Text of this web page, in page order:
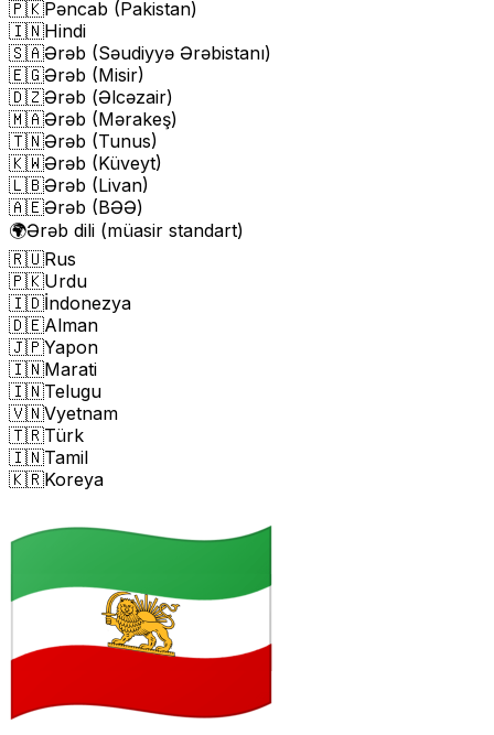
🇵🇰Pəncab (Pakistan)
🇮🇳Hindi
🇸🇦Ərəb (Səudiyyə Ərəbistanı)
🇪🇬Ərəb (Misir)
🇩🇿Ərəb (Əlcəzair)
🇲🇦Ərəb (Mərakeş)
🇹🇳Ərəb (Tunus)
🇰🇼Ərəb (Küveyt)
🇱🇧Ərəb (Livan)
🇦🇪Ərəb (BƏƏ)
🌍Ərəb dili (müasir standart)
🇷🇺Rus
🇵🇰Urdu
🇮🇩İndonezya
🇩🇪Alman
🇯🇵Yapon
🇮🇳Marati
🇮🇳Telugu
🇻🇳Vyetnam
🇹🇷Türk
🇮🇳Tamil
🇰🇷Koreya